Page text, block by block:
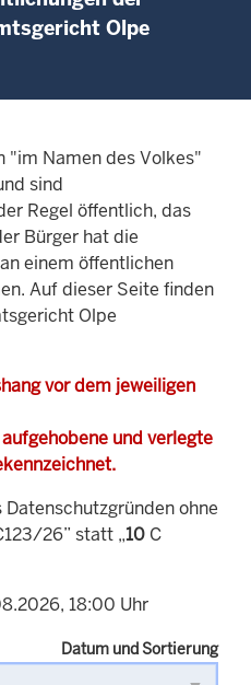
Olpe
"im Namen des Volkes"
sind
Regel öffentlich, das
Bürger hat die
einem öffentlichen
Auf dieser Seite finden
Olpe
vor dem jeweiligen
und verlegte
ohne
26” statt „10 C
18:00 Uhr
Datum und Sortierung